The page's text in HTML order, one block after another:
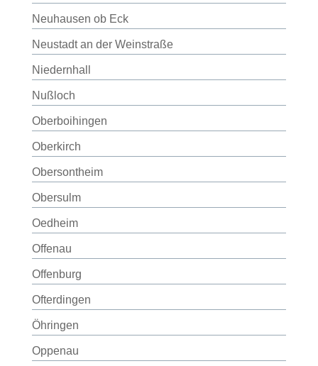
Neuhausen ob Eck
Neustadt an der Weinstraße
Niedernhall
Nußloch
Oberboihingen
Oberkirch
Obersontheim
Obersulm
Oedheim
Offenau
Offenburg
Ofterdingen
Öhringen
Oppenau